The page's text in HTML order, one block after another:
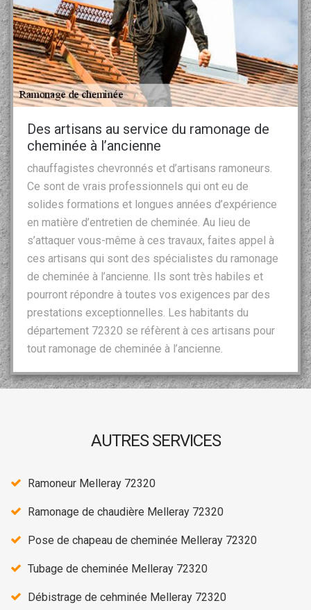
Des artisans au service du ramonage de
cheminée à l’ancienne
chauffagistes chevronnés et d’artisans ramoneurs.
Ce sont de vrais professionnels qui ont eu de
solides formations et longues années d’expérience
en matière d’entretien de cheminée. Au lieu de
s’attaquer vous-même à ces travaux, faites appel à
ces artisans qui sont des spécialistes du ramonage
de cheminée à l’ancienne. Ils sont très habiles et
pourront répondre à toutes vos exigences par des
prestations exceptionnelles. Les habitants du
département 72320 se réfèrent à ces artisans pour
tout ramonage de cheminée à l’ancienne.
AUTRES SERVICES
Ramoneur Melleray 72320
Ramonage de chaudière Melleray 72320
Pose de chapeau de cheminée Melleray 72320
Tubage de cheminée Melleray 72320
Débistrage de cehminée Melleray 72320